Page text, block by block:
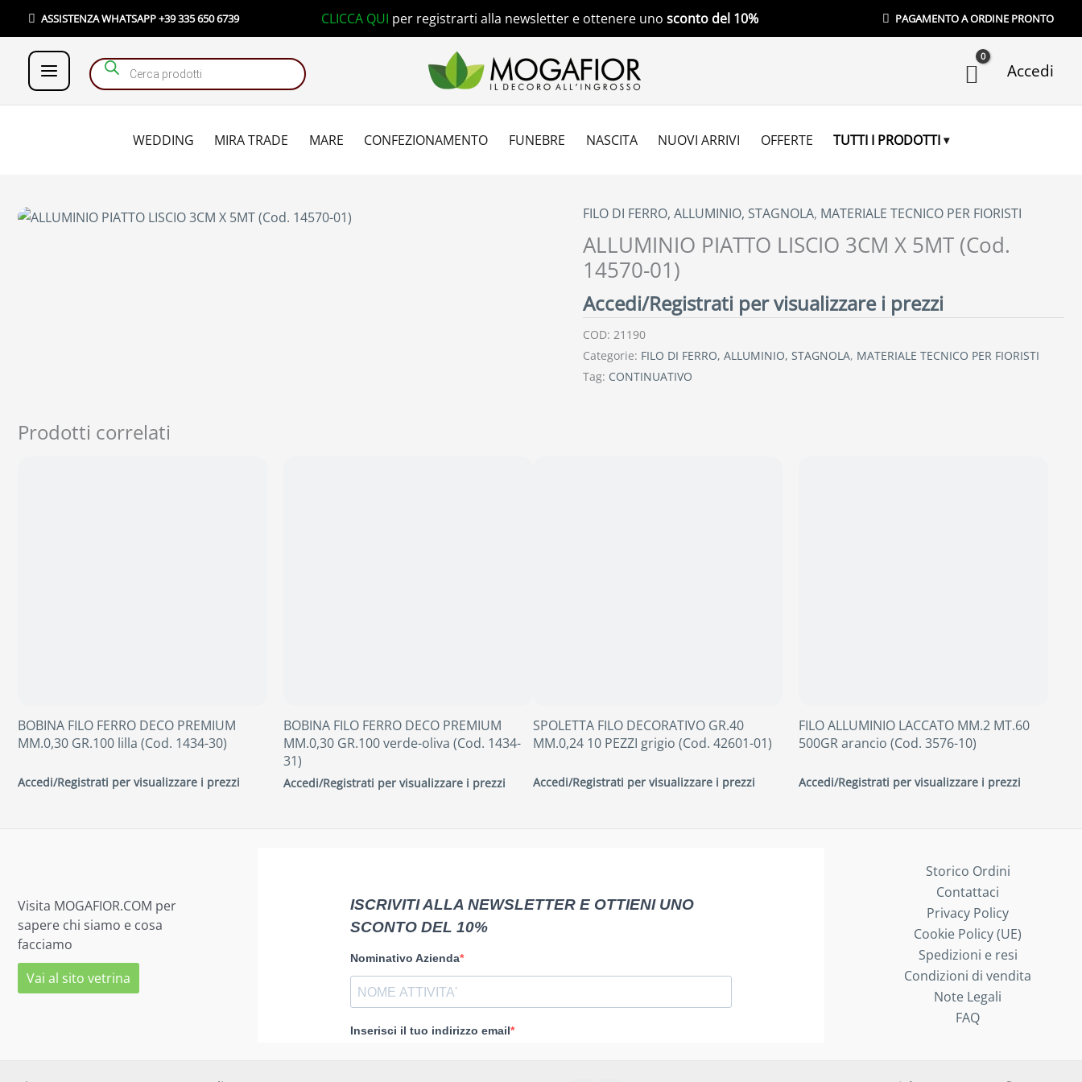
contenuto
ASSISTENZA WHATSAPP +39 335 650 6739 CLICCA QUI per registrarti alla newsletter e ottenere uno sconto del 10% PAGAMENTO A ORDINE PRONTO
Products search Accedi
WEDDING MIRA TRADE MARE CONFEZIONAMENTO FUNEBRE NASCITA NUOVI ARRIVI OFFERTE TUTTI I PRODOTTI
FILO DI FERRO, ALLUMINIO, STAGNOLA, MATERIALE TECNICO PER FIORISTI
ALLUMINIO PIATTO LISCIO 3CM X 5MT (Cod.
14570-01)
Accedi/Registrati per visualizzare i prezzi
COD: 21190
Categorie: FILO DI FERRO, ALLUMINIO, STAGNOLA, MATERIALE TECNICO PER FIORISTI
Tag: CONTINUATIVO
Prodotti correlati
BOBINA FILO FERRO DECO PREMIUM
MM.0,30 GR.100 lilla (Cod. 1434-30)
Accedi/Registrati per visualizzare i prezzi
BOBINA FILO FERRO DECO PREMIUM
MM.0,30 GR.100 verde-oliva (Cod. 1434-
31)
Accedi/Registrati per visualizzare i prezzi
SPOLETTA FILO DECORATIVO GR.40
MM.0,24 10 PEZZI grigio (Cod. 42601-01)
Accedi/Registrati per visualizzare i prezzi
FILO ALLUMINIO LACCATO MM.2 MT.60
500GR arancio (Cod. 3576-10)
Accedi/Registrati per visualizzare i prezzi
Visita MOGAFIOR.COM per
sapere chi siamo e cosa
facciamo
Vai al sito vetrina
Storico Ordini
Contattaci
Privacy Policy
Cookie Policy (UE)
Spedizioni e resi
Condizioni di vendita
Note Legali
FAQ